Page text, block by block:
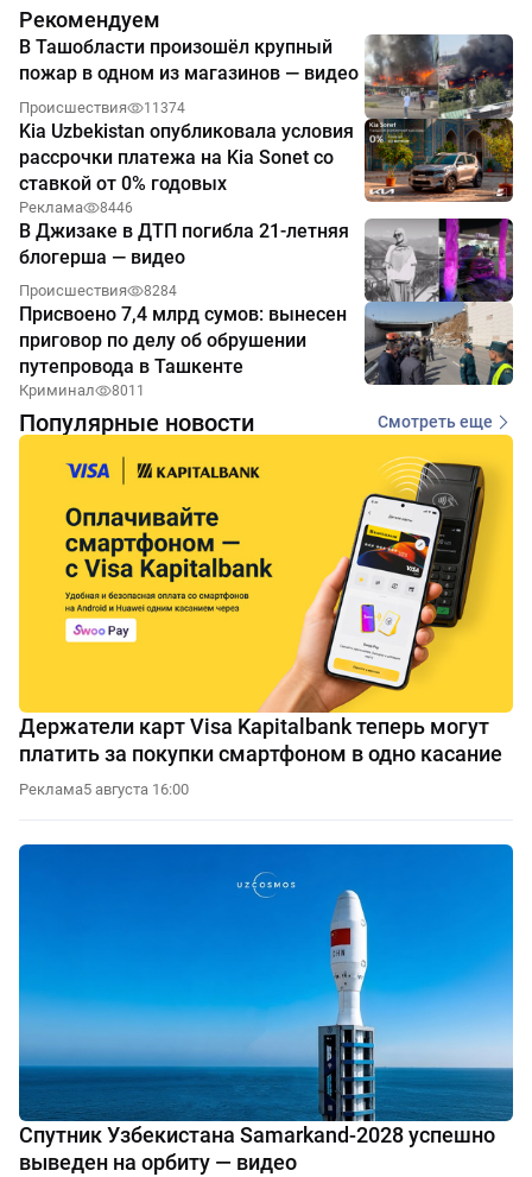
Рекомендуем
В Ташобласти произошёл крупный
пожар в одном из магазинов — видео
Происшествия 11374
Kia Uzbekistan опубликовала условия
рассрочки платежа на Kia Sonet со
ставкой от 0% годовых
Реклама 8446
В Джизаке в ДТП погибла 21-летняя
блогерша — видео
Происшествия 8284
Присвоено 7,4 млрд сумов: вынесен
приговор по делу об обрушении
путепровода в Ташкенте
Криминал 8011
Популярные новости Смотреть еще
Держатели карт Visa Kapitalbank теперь могут
платить за покупки смартфоном в одно касание
Реклама5 августа 16:00
Спутник Узбекистана Samarkand-2028 успешно
выведен на орбиту — видео